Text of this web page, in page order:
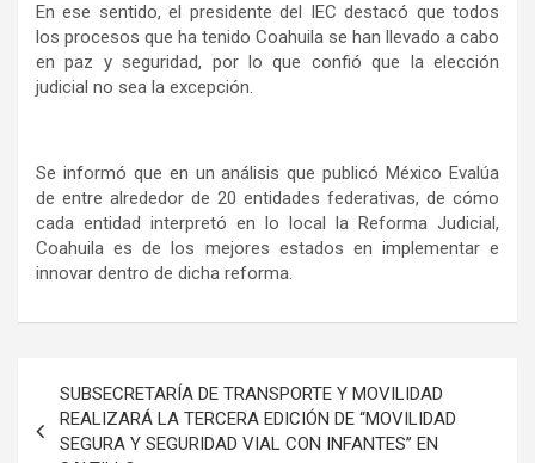
En ese sentido, el presidente del IEC destacó que todos
los procesos que ha tenido Coahuila se han llevado a cabo
en paz y seguridad, por lo que confió que la elección
judicial no sea la excepción.
Se informó que en un análisis que publicó México Evalúa
de entre alrededor de 20 entidades federativas, de cómo
cada entidad interpretó en lo local la Reforma Judicial,
Coahuila es de los mejores estados en implementar e
innovar dentro de dicha reforma.
entradas
SUBSECRETARÍA DE TRANSPORTE Y MOVILIDAD
REALIZARÁ LA TERCERA EDICIÓN DE “MOVILIDAD
SEGURA Y SEGURIDAD VIAL CON INFANTES” EN